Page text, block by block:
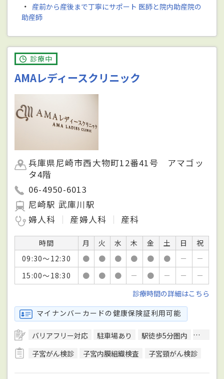
・ 産前から産後まで丁寧にサポート 医師と院内助産院の
助産師
診療中
AMAレディースクリニック
兵庫県尼崎市西大物町12番41号 アマゴッ
タ4階
06-4950-6013
尼崎駅 武庫川駅
婦人科
産婦人科 産科
時間 月 火 水 木 金 土 日
祝
09:30～12:30
● ● ● ● ● ● －
－
15:00～18:30
● ● ● － ● － －
－
診療時間の詳細はこちら
マイナンバーカードの健康保険証利用可能
バリアフリー対応 駐車場あり 駅徒歩5分圏内
エレベ
子宮がん検診
子宮内膜組織検査 子宮頸がん検診